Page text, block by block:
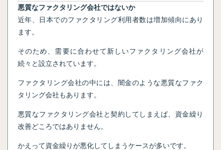
悪質なファクタリング会社ではないか
近年、日本でのファクタリング利用者数は増加傾向にあり
ます。
そのため、需要に合わせて新しいファクタリング会社が
続々と設立されています。
ファクタリング会社の中には、闇金のような悪質なファク
タリング会社もあります。
悪質なファクタリング会社と契約してしまえば、資金繰り
改善どころではありません。
かえって資金繰りが悪化してしまうケースが多いです。